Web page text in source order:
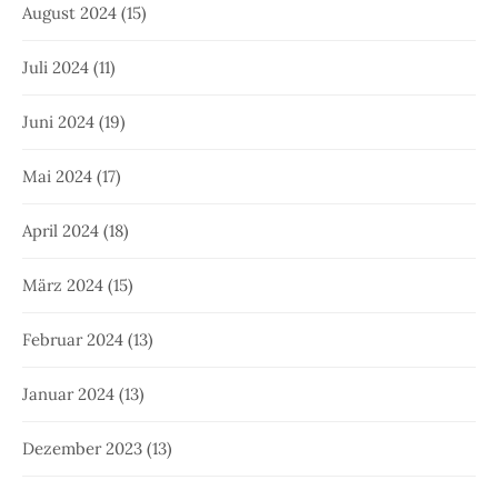
August 2024 (15)
Juli 2024 (11)
Juni 2024 (19)
Mai 2024 (17)
April 2024 (18)
März 2024 (15)
Februar 2024 (13)
Januar 2024 (13)
Dezember 2023 (13)